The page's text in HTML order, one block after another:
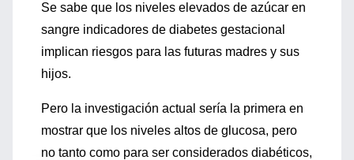
Se sabe que los niveles elevados de azúcar en
sangre indicadores de diabetes gestacional
implican riesgos para las futuras madres y sus
hijos.
Pero la investigación actual sería la primera en
mostrar que los niveles altos de glucosa, pero
no tanto como para ser considerados diabéticos,